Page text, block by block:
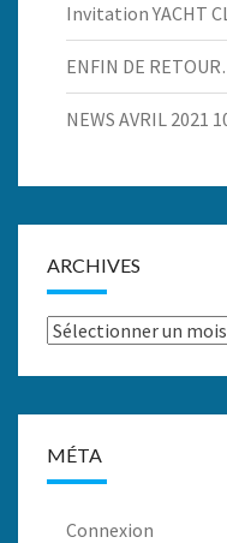
Invitation YACHT
ENFIN DE
NEWS AVRIL 2021
ARCHIVES
Archives
MÉTA
Connexion